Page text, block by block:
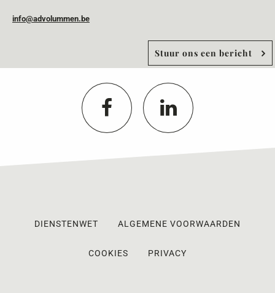
info@advolummen.be
Stuur ons een bericht
DIENSTENWET ALGEMENE VOORWAARDEN
COOKIES PRIVACY